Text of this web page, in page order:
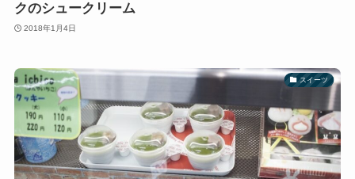
クのシュークリーム
2018年1月4日
スイーツ